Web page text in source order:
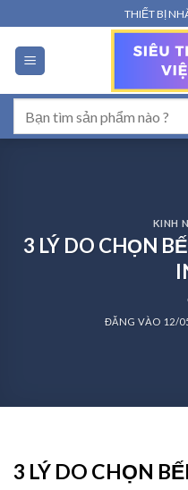
qua
nội
dung
THIẾT BỊ
kiếm:
KINH
3 LÝ DO CHỌN
ĐĂNG VÀO 12/
3 LÝ DO CHỌN